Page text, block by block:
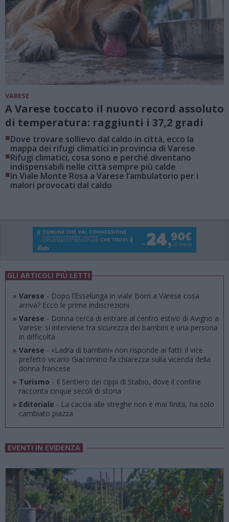
VARESE
A Varese toccato il nuovo record assoluto
di temperatura: raggiunti i 37,2 gradi
■Dove trovare sollievo dal caldo in città, ecco la
mappa dei rifugi climatici in provincia di Varese
■Rifugi climatici, cosa sono e perché diventano
indispensabili nelle città sempre più calde
■In Viale Monte Rosa a Varese l’ambulatorio per i
malori provocati dal caldo
GLI ARTICOLI PIÙ LETTI
» Varese - Dopo l’Esselunga in viale Borri a Varese cosa
arriva? Ecco le prime indiscrezioni
» Varese - Donna cerca di entrare al centro estivo di Avigno a
Varese: si interviene tra sicurezza dei bambini e una persona
in difficoltà
» Varese - «Ladra di bambini» non risponde ai fatti: il vice
prefetto vicario Giacomino fa chiarezza sulla vicenda della
donna francese
» Turismo - Il Sentiero dei cippi di Stabio, dove il confine
racconta cinque secoli di storia
» Editoriale - La caccia alle streghe non è mai finita, ha solo
cambiato piazza
EVENTI IN EVIDENZA